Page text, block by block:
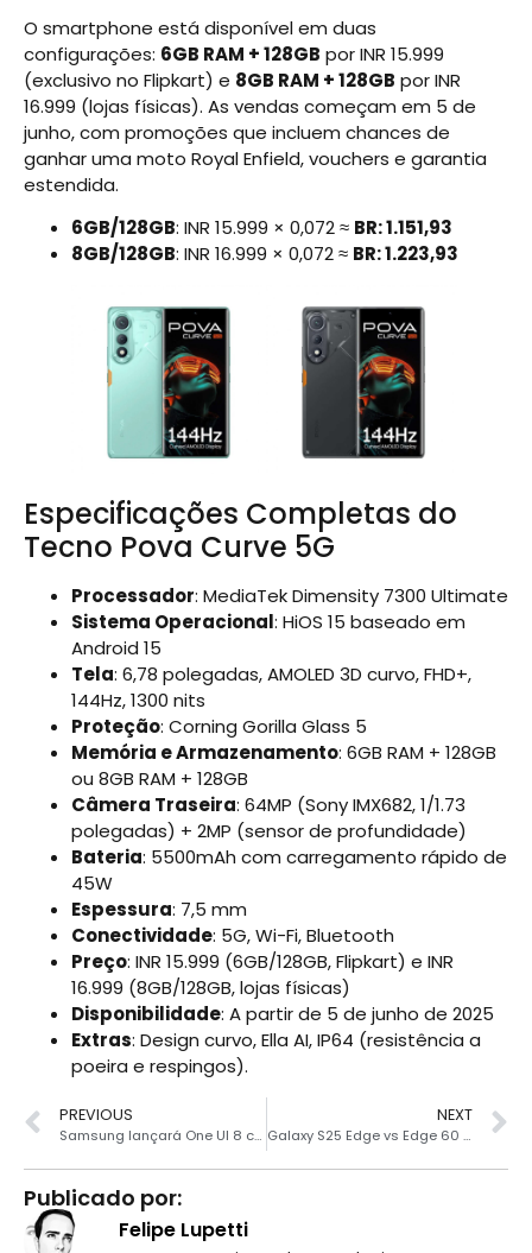
O smartphone está disponível em duas
configurações: 6GB RAM + 128GB por INR 15.999
(exclusivo no Flipkart) e 8GB RAM + 128GB por INR
16.999 (lojas físicas). As vendas começam em 5 de
junho, com promoções que incluem chances de
ganhar uma moto Royal Enfield, vouchers e garantia
estendida.
6GB/128GB: INR 15.999 × 0,072 ≈ BR: 1.151,93
8GB/128GB: INR 16.999 × 0,072 ≈ BR: 1.223,93
Especificações Completas do
Tecno Pova Curve 5G
Processador: MediaTek Dimensity 7300 Ultimate
Sistema Operacional: HiOS 15 baseado em
Android 15
Tela: 6,78 polegadas, AMOLED 3D curvo, FHD+,
144Hz, 1300 nits
Proteção: Corning Gorilla Glass 5
Memória e Armazenamento: 6GB RAM + 128GB
ou 8GB RAM + 128GB
Câmera Traseira: 64MP (Sony IMX682, 1/1.73
polegadas) + 2MP (sensor de profundidade)
Bateria: 5500mAh com carregamento rápido de
45W
Espessura: 7,5 mm
Conectividade: 5G, Wi-Fi, Bluetooth
Preço: INR 15.999 (6GB/128GB, Flipkart) e INR
16.999 (8GB/128GB, lojas físicas)
Disponibilidade: A partir de 5 de junho de 2025
Extras: Design curvo, Ella AI, IP64 (resistência a
poeira e respingos).
PREVIOUS
Samsung lançará One UI 8 com os dobrávei Z Flip 7 e Fold 7
NEXT
Galaxy S25 Edge vs Edge 60 Pro: qual é a melhor compra?
Publicado por:
Felipe Lupetti